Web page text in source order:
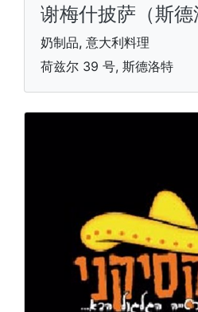
谢梅什披萨（斯德
奶制品, 意大利料理
荷兹尔 39 号, 斯德洛特